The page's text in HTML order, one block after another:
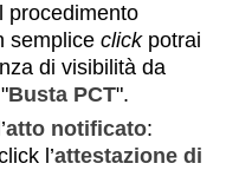
procedimento
semplice clickpotrai
di visibilità da
Busta PCT".
atto notificato:
l’attestazione di